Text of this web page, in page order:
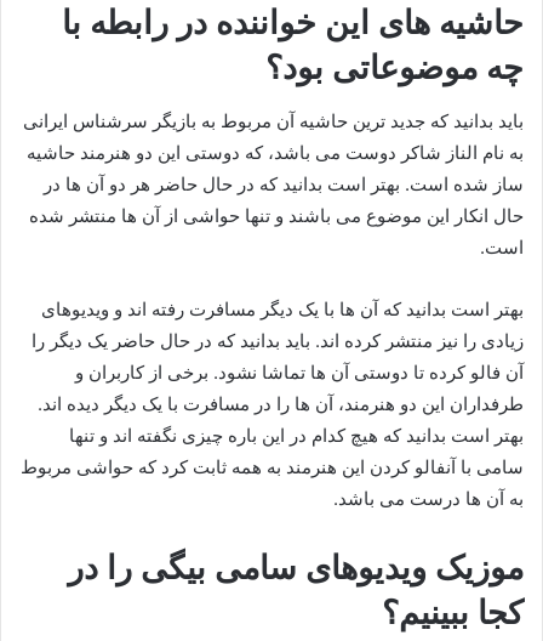
حاشیه های این خواننده در رابطه با
چه موضوعاتی بود؟
باید بدانید که جدید ترین حاشیه آن مربوط به بازیگر سرشناس ایرانی
به نام الناز شاکر دوست می باشد، که دوستی این دو هنرمند حاشیه
ساز شده است. بهتر است بدانید که در حال حاضر هر دو آن ها در
حال انکار این موضوع می باشند و تنها حواشی از آن ها منتشر شده
است.
بهتر است بدانید که آن ها با یک دیگر مسافرت رفته اند و ویدیوهای
زیادی را نیز منتشر کرده اند. باید بدانید که در حال حاضر یک دیگر را
آن فالو کرده تا دوستی آن ها تماشا نشود. برخی از کاربران و
طرفداران این دو هنرمند، آن ها را در مسافرت با یک دیگر دیده اند.
بهتر است بدانید که هیچ کدام در این باره چیزی نگفته اند و تنها
سامی با آنفالو کردن این هنرمند به همه ثابت کرد که حواشی مربوط
به آن ها درست می باشد.
موزیک ویدیوهای سامی بیگی را در
کجا ببینیم؟